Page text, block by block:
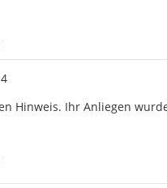
Hinweis. Ihr Anliegen